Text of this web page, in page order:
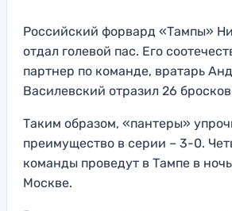
Российский форвард «Тампы»
отдал голевой пас. Его
партнер по команде, вратарь
Василевский отразил 26
Таким образом, «пантеры»
преимущество в серии – 3-0.
команды проведут в Тампе в
Москве.